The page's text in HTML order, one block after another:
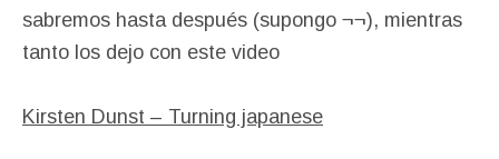
sabremos hasta después (supongo ¬¬), mientras
tanto los dejo con este video
Kirsten Dunst – Turning japanese